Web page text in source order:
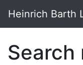
Heinrich Barth
Search